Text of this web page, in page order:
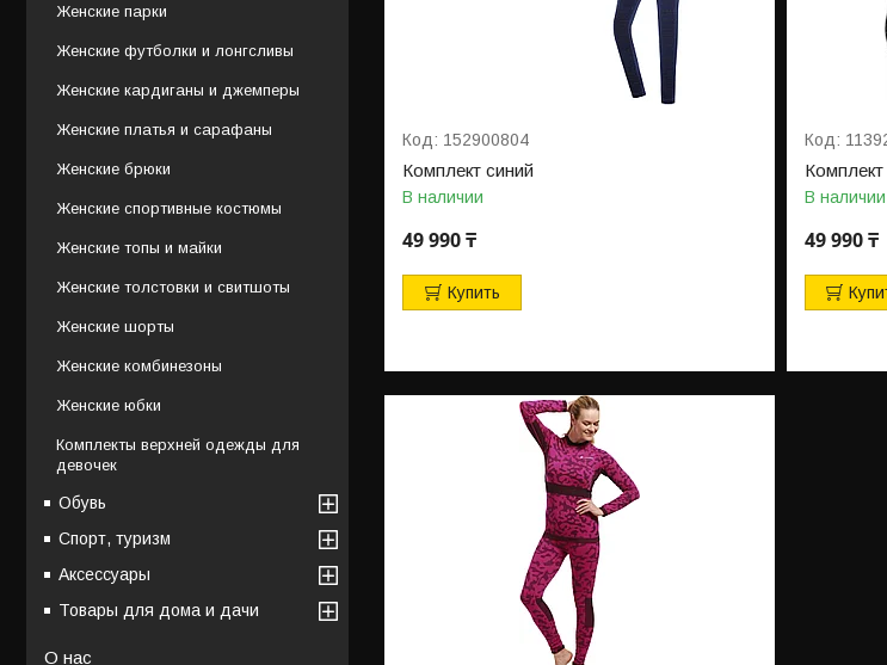
152900804
Комплект синий
В наличии
49 990 ₸
Купить
В наличии
49 990 ₸
Женские парки
Женские футболки и лонгсливы
Женские кардиганы и джемперы
Женские платья и сарафаны
Женские брюки
Женские спортивные костюмы
Женские топы и майки
Женские толстовки и свитшоты
Женские шорты
Женские комбинезоны
Женские юбки
Комплекты верхней одежды для
девочек
Обувь
Спорт, туризм
Аксессуары
Товары для дома и дачи
О нас